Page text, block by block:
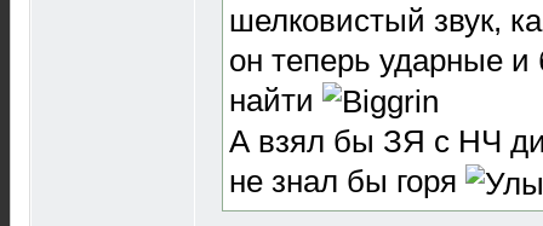
шелковистый звук,
он теперь ударные и
найти
А взял бы ЗЯ с НЧ
не знал бы горя